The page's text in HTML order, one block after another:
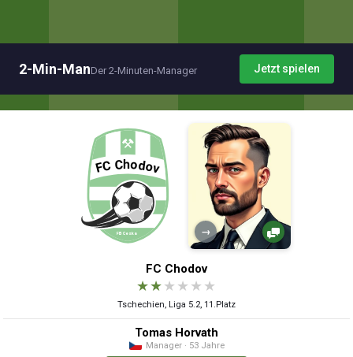
2-Min-ManDer 2-Minuten-Manager Jetzt spielen
→
FC Chodov
★★★ ★ ★ ★
Tschechien, Liga 5.2, 11.Platz
Tomas Horvath
Manager · 53 Jahre